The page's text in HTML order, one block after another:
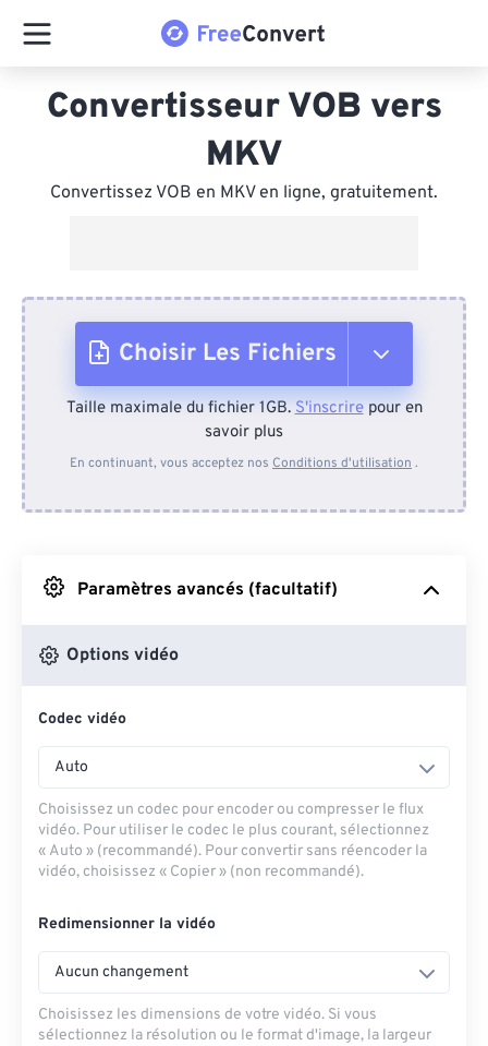
Convertisseur VOB vers
MKV
Convertissez VOB en MKV en ligne, gratuitement.
Choisir Les Fichiers
Depuis l'appareil
Depuis Google Drive
Depuis OneDrive
Taille maximale du fichier 1GB.S'inscrirepour en
savoir plus
En continuant, vous acceptez nos Conditions d'utilisation .
Paramètres avancés (facultatif)
Options vidéo
Codec vidéo
Auto
Choisissez un codec pour encoder ou compresser le flux
vidéo. Pour utiliser le codec le plus courant, sélectionnez
« Auto » (recommandé). Pour convertir sans réencoder la
vidéo, choisissez « Copier » (non recommandé).
Redimensionner la vidéo
Aucun changement
Choisissez les dimensions de votre vidéo. Si vous
sélectionnez la résolution ou le format d'image, la largeur